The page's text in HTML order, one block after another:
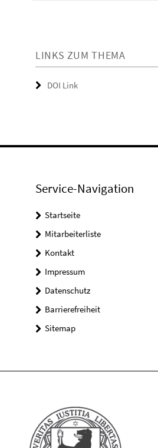
LINKS ZUM THEMA
DOI Link
Service-Navigation
Startseite
Mitarbeiterliste
Kontakt
Impressum
Datenschutz
Barrierefreiheit
Sitemap